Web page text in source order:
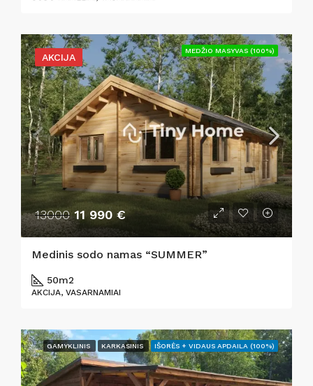
AKCIJA
MEDŽIO MASYVAS (100%)
1300011 990 €
Medinis sodo namas “SUMMER”
50m2
AKCIJA, VASARNAMIAI
GAMYKLINIS KARKASINIS IŠORĖS + VIDAUS APDAILA (100%)